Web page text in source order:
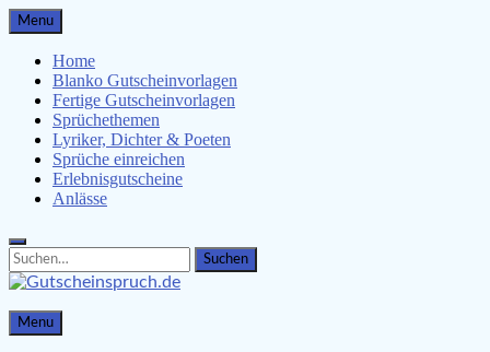
Skip
to
content
Menu
Home
Blanko Gutscheinvorlagen
Fertige Gutscheinvorlagen
Sprüchethemen
Lyriker, Dichter & Poeten
Sprüche einreichen
Erlebnisgutscheine
Anlässe
Search
for:
Search
Gutscheinspruch.de
Gutscheinsprüche & Gutscheinvorlagen finden
Menu